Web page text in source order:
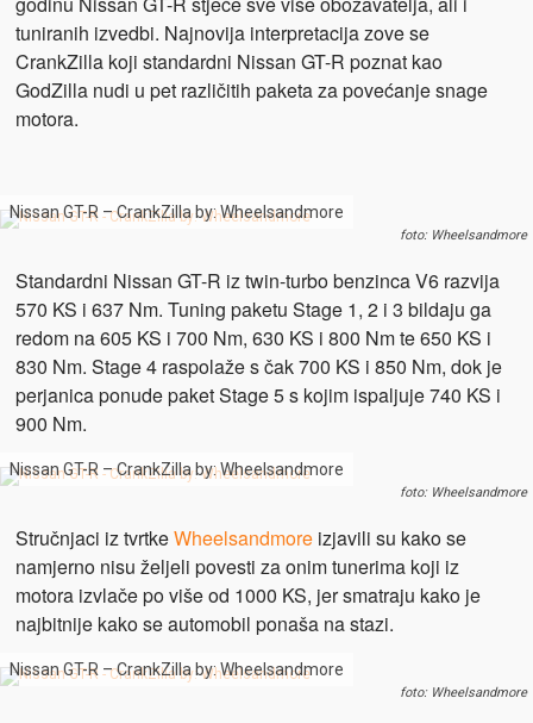
tuniranih izvedbi. Najnovija interpretacija zove se
CrankZilla koji standardni Nissan GT-R poznat kao
GodZilla nudi u pet različitih paketa za povećanje snage
motora.
Nissan GT-R – CrankZilla by: Wheelsandmore
foto: Wheelsandmore
Standardni Nissan GT-R iz twin-turbo benzinca V6 razvija
570 KS i 637 Nm. Tuning paketu Stage 1, 2 i 3 bildaju ga
redom na 605 KS i 700 Nm, 630 KS i 800 Nm te 650 KS i
830 Nm. Stage 4 raspolaže s čak 700 KS i 850 Nm, dok je
perjanica ponude paket Stage 5 s kojim ispaljuje 740 KS i
900 Nm.
Nissan GT-R – CrankZilla by: Wheelsandmore
foto: Wheelsandmore
Stručnjaci iz tvrtkeWheelsandmore izjavili su kako se
namjerno nisu željeli povesti za onim tunerima koji iz
motora izvlače po više od 1000 KS, jer smatraju kako je
najbitnije kako se automobil ponaša na stazi.
Nissan GT-R – CrankZilla by: Wheelsandmore
foto: Wheelsandmore